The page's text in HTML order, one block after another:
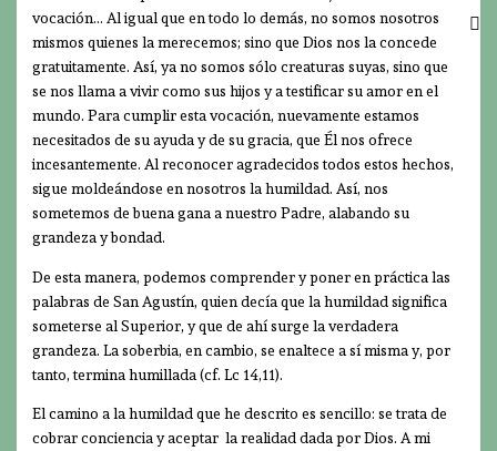
vocación… Al igual que en todo lo demás, no somos nosotros
mismos quienes la merecemos; sino que Dios nos la concede
gratuitamente. Así, ya no somos sólo creaturas suyas, sino que
se nos llama a vivir como sus hijos y a testificar su amor en el
mundo. Para cumplir esta vocación, nuevamente estamos
necesitados de su ayuda y de su gracia, que Él nos ofrece
incesantemente. Al reconocer agradecidos todos estos hechos,
sigue moldeándose en nosotros la humildad. Así, nos
sometemos de buena gana a nuestro Padre, alabando su
grandeza y bondad.
De esta manera, podemos comprender y poner en práctica las
palabras de San Agustín, quien decía que la humildad significa
someterse al Superior, y que de ahí surge la verdadera
grandeza. La soberbia, en cambio, se enaltece a sí misma y, por
tanto, termina humillada (cf. Lc 14,11).
El camino a la humildad que he descrito es sencillo: se trata de
cobrar conciencia y aceptar la realidad dada por Dios. A mi